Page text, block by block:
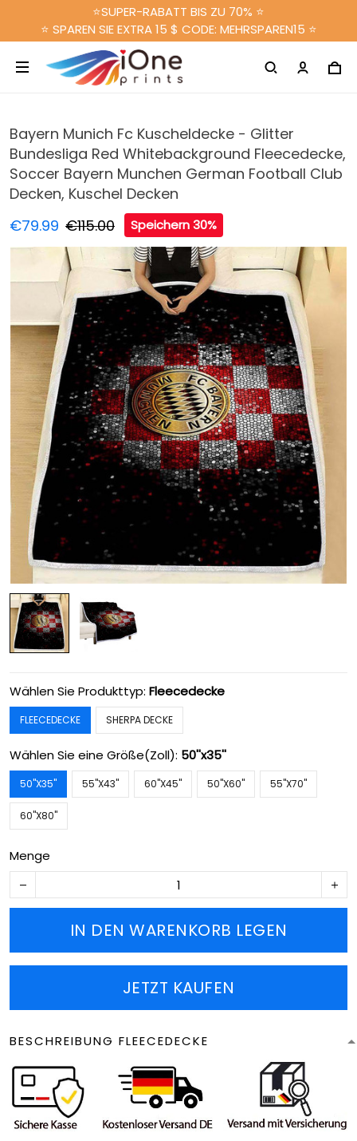
⭐SUPER-RABATT BIS ZU 70% ⭐
⭐ SPAREN SIE EXTRA 15 $ CODE: MEHRSPAREN15 ⭐
Bayern Munich Fc Kuscheldecke - Glitter
Bundesliga Red Whitebackground Fleecedecke,
Soccer Bayern Munchen German Football Club
Decken, Kuschel Decken
€79.99 €115.00 Speichern 30%
Wählen Sie Produkttyp: Fleecedecke
FLEECEDECKE SHERPA DECKE
Wählen Sie eine Größe(Zoll): 50''x35''
50''X35'' 55''X43'' 60''X45'' 50''X60'' 55''X70''
60''X80''
Menge
IN DEN WARENKORB LEGEN
JETZT KAUFEN
BESCHREIBUNG FLEECEDECKE